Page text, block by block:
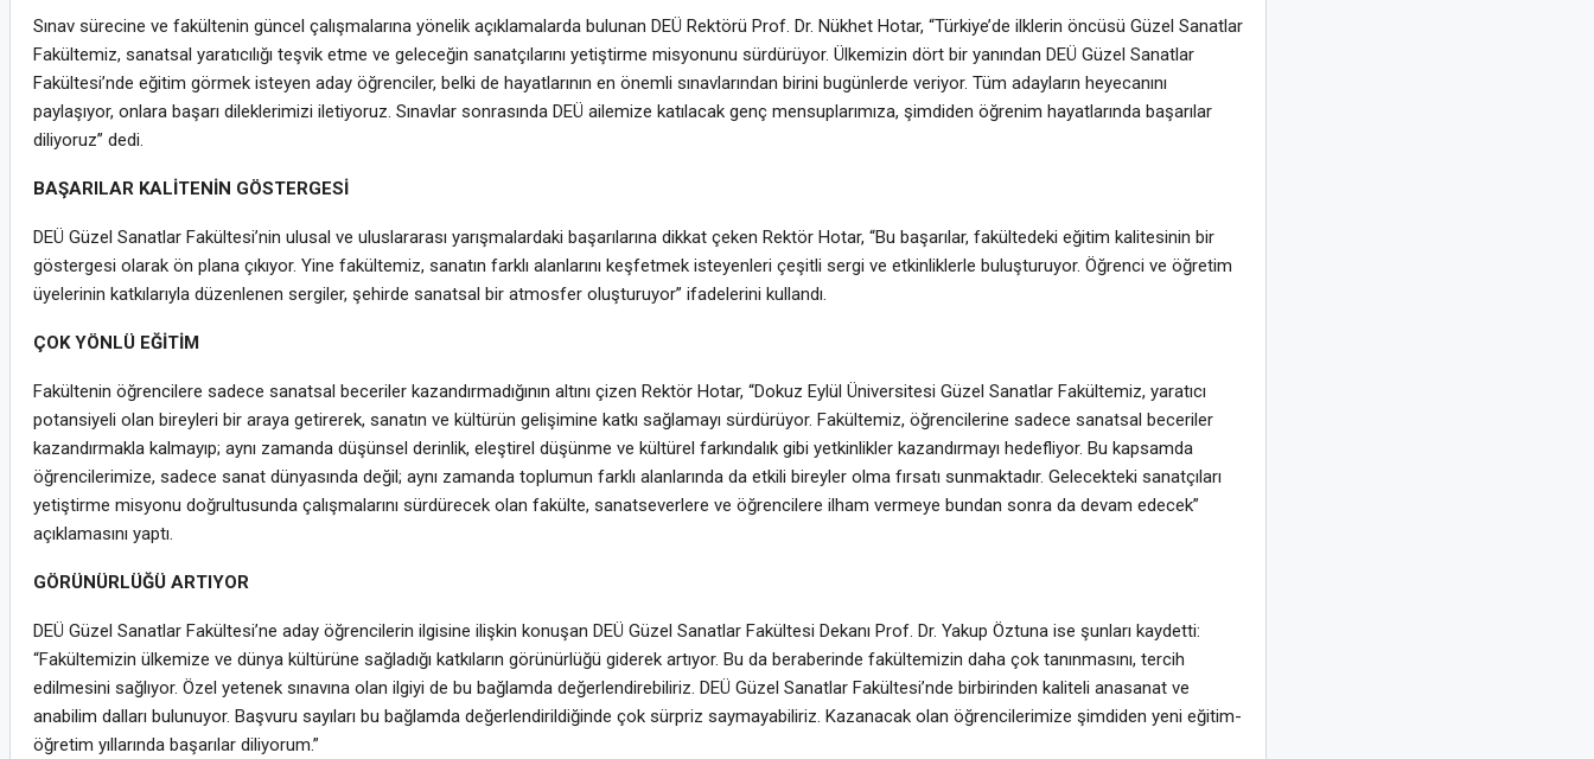
Sınav sürecine ve fakültenin güncel çalışmalarına yönelik açıklamalarda bulunan DEÜ Rektörü Prof. Dr. Nükhet Hotar, “Türkiye’de ilklerin öncüsü Güzel Sanatlar
Fakültemiz, sanatsal yaratıcılığı teşvik etme ve geleceğin sanatçılarını yetiştirme misyonunu sürdürüyor. Ülkemizin dört bir yanından DEÜ Güzel Sanatlar
Fakültesi’nde eğitim görmek isteyen aday öğrenciler, belki de hayatlarının en önemli sınavlarından birini bugünlerde veriyor. Tüm adayların heyecanını
paylaşıyor, onlara başarı dileklerimizi iletiyoruz. Sınavlar sonrasında DEÜ ailemize katılacak genç mensuplarımıza, şimdiden öğrenim hayatlarında başarılar
diliyoruz” dedi.
BAŞARILAR KALİTENİN GÖSTERGESİ
DEÜ Güzel Sanatlar Fakültesi’nin ulusal ve uluslararası yarışmalardaki başarılarına dikkat çeken Rektör Hotar, “Bu başarılar, fakültedeki eğitim kalitesinin bir
göstergesi olarak ön plana çıkıyor. Yine fakültemiz, sanatın farklı alanlarını keşfetmek isteyenleri çeşitli sergi ve etkinliklerle buluşturuyor. Öğrenci ve öğretim
üyelerinin katkılarıyla düzenlenen sergiler, şehirde sanatsal bir atmosfer oluşturuyor” ifadelerini kullandı.
ÇOK YÖNLÜ EĞİTİM
Fakültenin öğrencilere sadece sanatsal beceriler kazandırmadığının altını çizen Rektör Hotar, “Dokuz Eylül Üniversitesi Güzel Sanatlar Fakültemiz, yaratıcı
potansiyeli olan bireyleri bir araya getirerek, sanatın ve kültürün gelişimine katkı sağlamayı sürdürüyor. Fakültemiz, öğrencilerine sadece sanatsal beceriler
kazandırmakla kalmayıp; aynı zamanda düşünsel derinlik, eleştirel düşünme ve kültürel farkındalık gibi yetkinlikler kazandırmayı hedefliyor. Bu kapsamda
öğrencilerimize, sadece sanat dünyasında değil; aynı zamanda toplumun farklı alanlarında da etkili bireyler olma fırsatı sunmaktadır. Gelecekteki sanatçıları
yetiştirme misyonu doğrultusunda çalışmalarını sürdürecek olan fakülte, sanatseverlere ve öğrencilere ilham vermeye bundan sonra da devam edecek”
açıklamasını yaptı.
GÖRÜNÜRLÜĞÜ ARTIYOR
DEÜ Güzel Sanatlar Fakültesi’ne aday öğrencilerin ilgisine ilişkin konuşan DEÜ Güzel Sanatlar Fakültesi Dekanı Prof. Dr. Yakup Öztuna ise şunları kaydetti:
“Fakültemizin ülkemize ve dünya kültürüne sağladığı katkıların görünürlüğü giderek artıyor. Bu da beraberinde fakültemizin daha çok tanınmasını, tercih
edilmesini sağlıyor. Özel yetenek sınavına olan ilgiyi de bu bağlamda değerlendirebiliriz. DEÜ Güzel Sanatlar Fakültesi’nde birbirinden kaliteli anasanat ve
anabilim dalları bulunuyor. Başvuru sayıları bu bağlamda değerlendirildiğinde çok sürpriz saymayabiliriz. Kazanacak olan öğrencilerimize şimdiden yeni eğitim-
öğretim yıllarında başarılar diliyorum.”